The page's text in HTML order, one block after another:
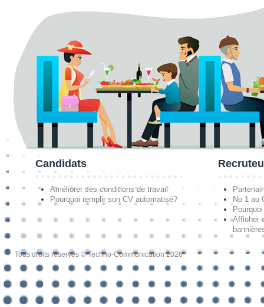
Candidats
Améliorer ses conditions de travail
Pourquoi remplir son CV automatisé?
No 1 au
Afficher
Tous droits réservés © Techno-Communication 2026